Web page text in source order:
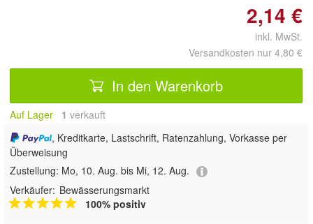
2,14 €
inkl. MwSt.
Versandkosten nur 4,80 €
In den Warenkorb
Auf Lager 1 verkauft
, Kreditkarte, Lastschrift, Ratenzahlung, Vorkasse per
Überweisung
Zustellung: Mo, 10. Aug. bis Mi, 12. Aug.
Verkäufer: Bewässerungsmarkt
100% positiv